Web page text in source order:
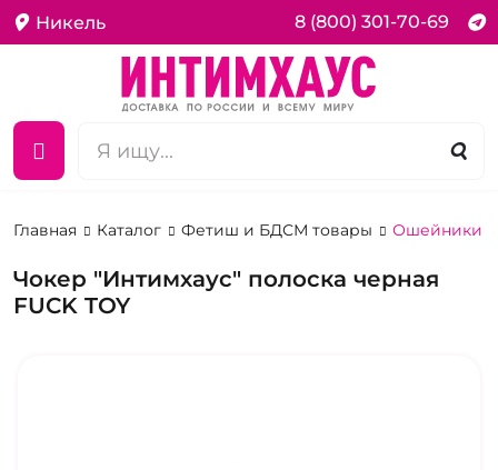
Никель 8 (800) 301-70-69
Главная Каталог Фетиш и БДСМ товары Ошейники
Чокер "Интимхаус" полоска черная
FUCK TOY